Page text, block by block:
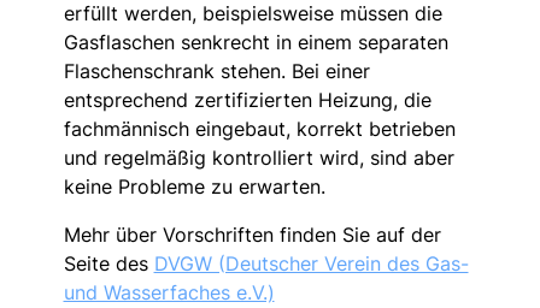
erfüllt werden, beispielsweise müssen die
Gasflaschen senkrecht in einem separaten
Flaschenschrank stehen. Bei einer
entsprechend zertifizierten Heizung, die
fachmännisch eingebaut, korrekt betrieben
und regelmäßig kontrolliert wird, sind aber
keine Probleme zu erwarten.
Mehr über Vorschriften finden Sie auf der
Seite des DVGW (Deutscher Verein des Gas-
und Wasserfaches e.V.)